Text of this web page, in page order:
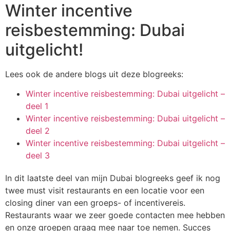
Winter incentive
reisbestemming: Dubai
uitgelicht!
Lees ook de andere blogs uit deze blogreeks:
Winter incentive reisbestemming: Dubai uitgelicht –
deel 1
Winter incentive reisbestemming: Dubai uitgelicht –
deel 2
Winter incentive reisbestemming: Dubai uitgelicht –
deel 3
In dit laatste deel van mijn Dubai blogreeks geef ik nog
twee must visit restaurants en een locatie voor een
closing diner van een groeps- of incentivereis.
Restaurants waar we zeer goede contacten mee hebben
en onze groepen graag mee naar toe nemen. Succes